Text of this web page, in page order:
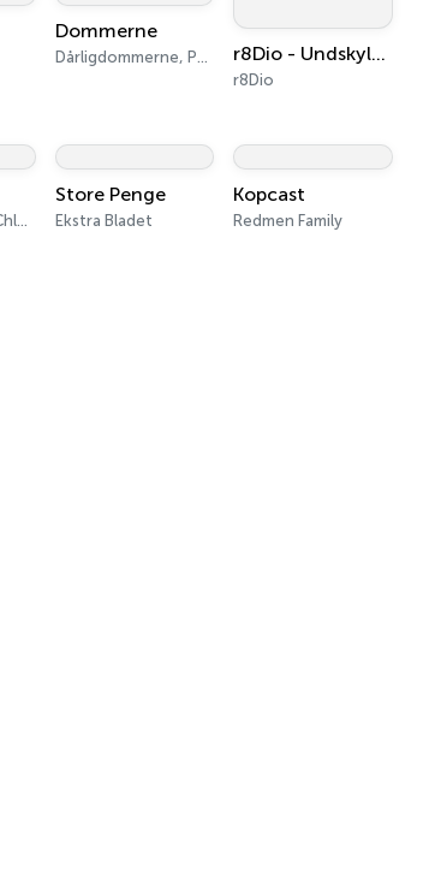
Dommerne
Dårligdommerne, Podads r8Dio - Undskyld vi roder
r8Dio
Podads, Danica Chloe
Store Penge
Ekstra Bladet
Kopcast
Redmen Family